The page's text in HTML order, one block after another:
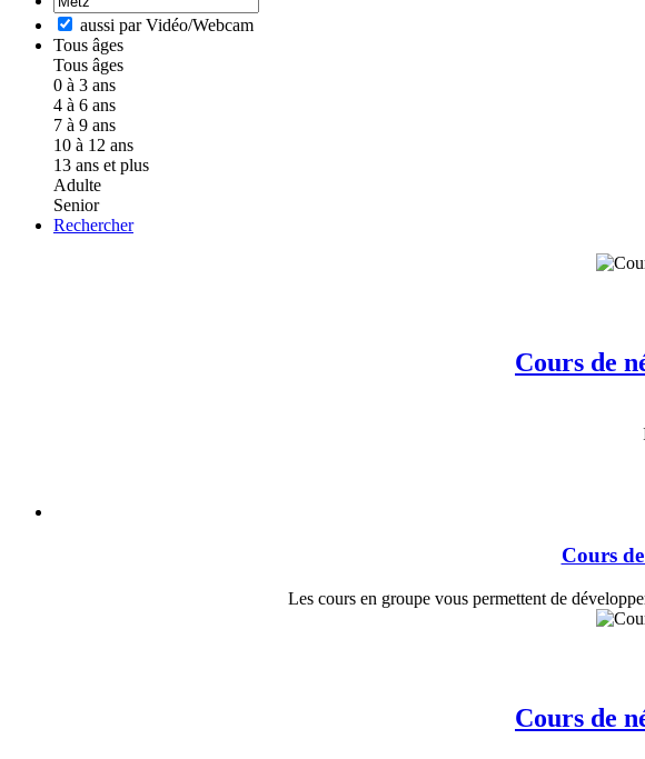
aussi par Vidéo/Webcam
Tous âges
Tous âges
0 à 3 ans
4 à 6 ans
7 à 9 ans
10 à 12 ans
13 ans et plus
Adulte
Senior
Rechercher
Cours de
Cours
Les cours en groupe vous permettent de
Cours de